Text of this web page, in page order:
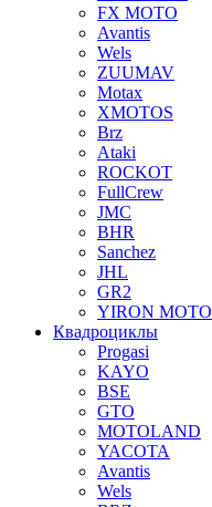
FX MOTO
Avantis
Wels
ZUUMAV
Motax
XMOTOS
Brz
Ataki
ROCKOT
FullCrew
JMC
BHR
Sanchez
JHL
GR2
YIRON MOTO
Квадроциклы
Progasi
KAYO
BSE
GTO
MOTOLAND
YACOTA
Avantis
Wels